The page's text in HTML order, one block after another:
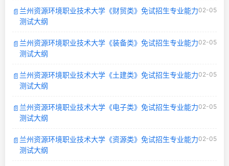
📄 兰州资源环境职业技术大学《财贸类》免试招生专业能力
测试大纲
02-05
📄 兰州资源环境职业技术大学《装备类》免试招生专业能力
测试大纲
02-05
📄 兰州资源环境职业技术大学《土建类》免试招生专业能力
测试大纲
02-05
📄 兰州资源环境职业技术大学《电子类》免试招生专业能力
测试大纲
02-05
📄 兰州资源环境职业技术大学《资源类》免试招生专业能力
测试大纲
02-05